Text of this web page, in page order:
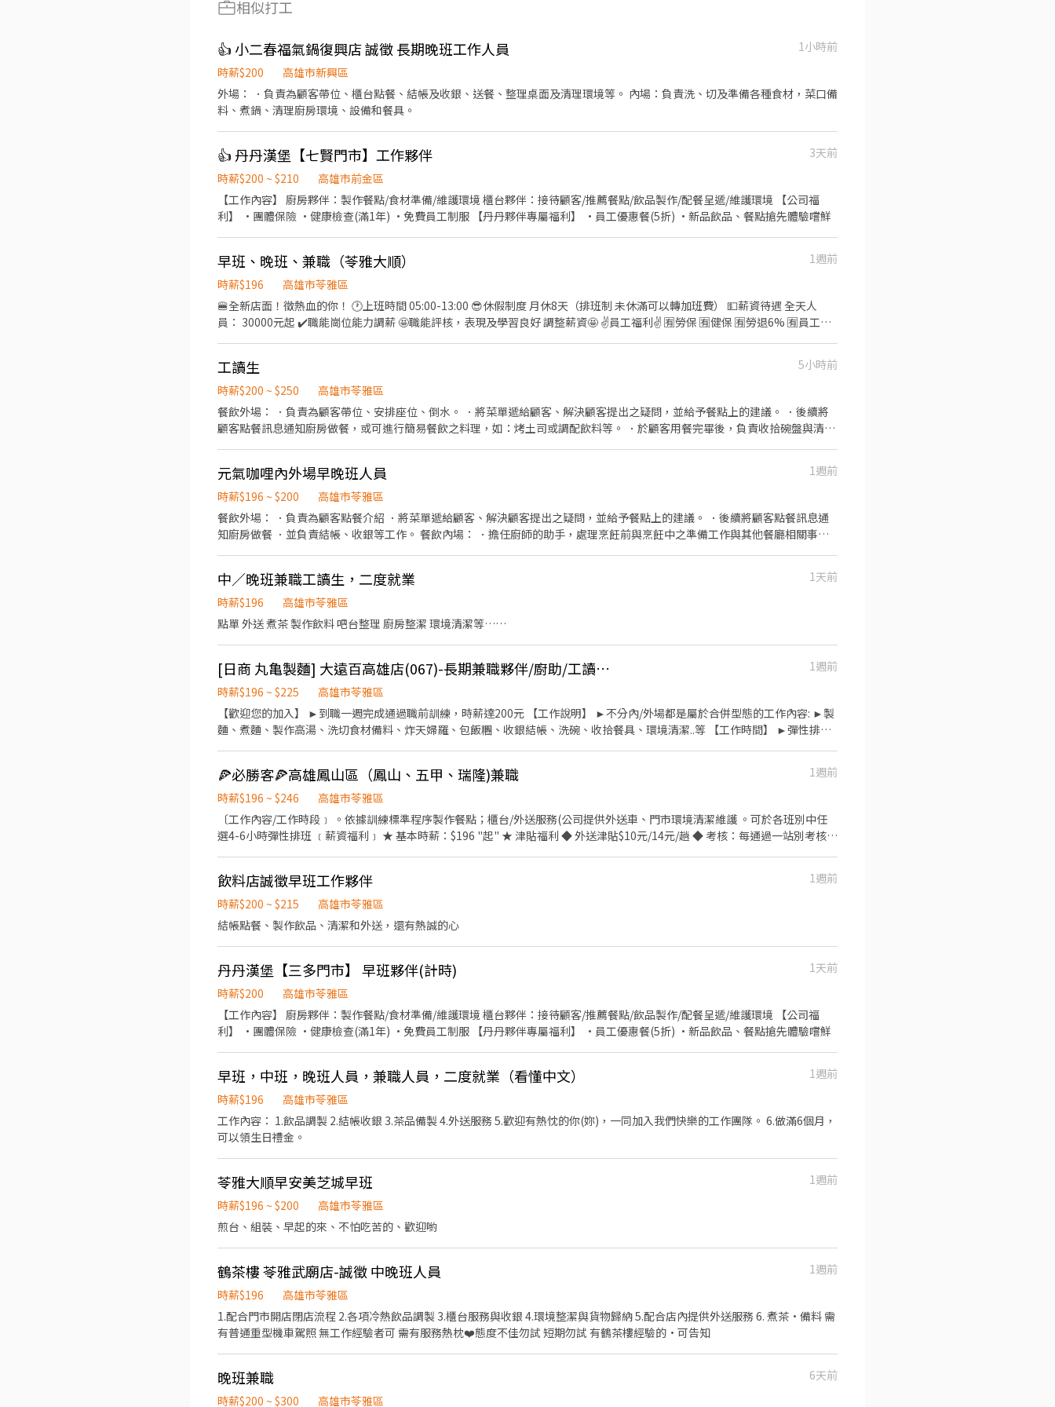
相似打工
👍 小二春福氣鍋復興店 誠徵 長期晚班工作人員
1小時前
時薪$200
高雄市新興區
外場： ．負責為顧客帶位、櫃台點餐、結帳及收銀、送餐、整理桌面及清理環境等。 內場：負責洗、切及準備各種食材，菜口備
料、煮鍋、清理廚房環境、設備和餐具。
👍 丹丹漢堡【七賢門市】工作夥伴
3天前
時薪$200 ~ $210
高雄市前金區
【工作內容】 廚房夥伴：製作餐點/食材準備/維護環境 櫃台夥伴：接待顧客/推薦餐點/飲品製作/配餐呈遞/維護環境 【公司福
利】 ·團體保險 ·健康檢查(滿1年) ·免費員工制服 【丹丹夥伴專屬福利】 ·員工優惠餐(5折) ·新品飲品、餐點搶先體驗嚐鮮
早班、晚班、兼職（苓雅大順）
1週前
時薪$196
高雄市苓雅區
🍔全新店面！徵熱血的你！ 🕐上班時間 05:00-13:00 😎休假制度 月休8天（排班制 未休滿可以轉加班費） 💵薪資待遇 全天人
員： 30000元起 ✔️職能崗位能力調薪 🤩職能評核，表現及學習良好 調整薪資🤩 ✌️員工福利✌️ 🈶勞保 🈶健保 🈶勞退6% 🈶員工團
🔺無誠勿試🔺 面試流程⬇️ 🉑電聯☎️預約面試時間與日期 曾店長：0912326781 🉑預約成功後 請攜帶完整履歷到店鋪 🉑面試地
點：早安美之城大順概念店（苓雅區大順三路80號一樓）
工讀生
5小時前
時薪$200 ~ $250
高雄市苓雅區
餐飲外場： ．負責為顧客帶位、安排座位、倒水。 ．將菜單遞給顧客、解決顧客提出之疑問，並給予餐點上的建議。 ．後續將
顧客點餐訊息通知廚房做餐，或可進行簡易餐飲之料理，如：烤土司或調配飲料等。 ．於顧客用餐完畢後，負責收拾碗盤與清理
重量。 ．負責擺盤、打包外帶服務。
元氣咖哩內外場早晚班人員
1週前
時薪$196 ~ $200
高雄市苓雅區
餐飲外場： ．負責為顧客點餐介紹 ．將菜單遞給顧客、解決顧客提出之疑問，並給予餐點上的建議。 ．後續將顧客點餐訊息通
知廚房做餐 ．並負責結帳、收銀等工作。 餐飲內場： ．擔任廚師的助手，處理烹飪前與烹飪中之準備工作與其他餐廳相關事
中／晚班兼職工讀生，二度就業
1天前
時薪$196
高雄市苓雅區
點單 外送 煮茶 製作飲料 吧台整理 廚房整潔 環境清潔等……
[日商 丸亀製麵] 大遠百高雄店(067)-長期兼職夥伴/廚助/工讀生/彈性排班
1週前
時薪$196 ~ $225
高雄市苓雅區
【歡迎您的加入】 ►到職一週完成通過職前訓練，時薪達200元 【工作說明】 ►不分內/外場都是屬於合併型態的工作內容: ►製
麵、煮麵、製作高湯、洗切食材備料、炸天婦羅、包飯糰、收銀結帳、洗碗、收拾餐具、環境清潔..等 【工作時間】 ►彈性排班
團隊」
🍕必勝客🍕高雄鳳山區（鳳山、五甲、瑞隆)兼職
1週前
時薪$196 ~ $246
高雄市苓雅區
〔工作內容/工作時段﹞ 。依據訓練標準程序製作餐點；櫃台/外送服務(公司提供外送車、門市環境清潔維護 。可於各班別中任
選4-6小時彈性排班 ﹝薪資福利﹞ ★ 基本時薪：$196 "起" ★ 津貼福利 ◆ 外送津貼$10元/14元/趟 ◆ 考核：每通過一站別考核即
訊，除了自用也能分享給親友共享唷 ◆ 生日/節慶禮卷： 你生日我慶祝，生日當月我們提供你品牌禮卷 讓生日更有溫度 你過節我
共歡，重要節慶我們提供你福利禮券 好好與家人歡慶 你旅遊我贊助，每年職福會提供你旅遊津貼 好好享受幸福人生 ◎ 詳細工作
時間於面試時告知
飲料店誠徵早班工作夥伴
1週前
時薪$200 ~ $215
高雄市苓雅區
結帳點餐、製作飲品、清潔和外送，還有熱誠的心
丹丹漢堡【三多門市】 早班夥伴(計時)
1天前
時薪$200
高雄市苓雅區
【工作內容】 廚房夥伴：製作餐點/食材準備/維護環境 櫃台夥伴：接待顧客/推薦餐點/飲品製作/配餐呈遞/維護環境 【公司福
利】 •團體保險 •健康檢查(滿1年) •免費員工制服 【丹丹夥伴專屬福利】 •員工優惠餐(5折) •新品飲品、餐點搶先體驗嚐鮮
早班，中班，晚班人員，兼職人員，二度就業（看懂中文）
1週前
時薪$196
高雄市苓雅區
工作內容： 1.飲品調製 2.結帳收銀 3.茶品備製 4.外送服務 5.歡迎有熱忱的你(妳)，一同加入我們快樂的工作團隊。 6.做滿6個月，
可以領生日禮金。
苓雅大順早安美芝城早班
1週前
時薪$196 ~ $200
高雄市苓雅區
煎台、組裝、早起的來、不怕吃苦的、歡迎喲
鶴茶樓 苓雅武廟店-誠徵 中晚班人員
1週前
時薪$196
高雄市苓雅區
1.配合門市開店閉店流程 2.各項冷熱飲品調製 3.櫃台服務與收銀 4.環境整潔與貨物歸納 5.配合店內提供外送服務 6. 煮茶·備料 需
有普通重型機車駕照 無工作經驗者可 需有服務熱枕❤️態度不佳勿試 短期勿試 有鶴茶樓經驗的·可告知
晚班兼職
6天前
時薪$200 ~ $300
高雄市苓雅區